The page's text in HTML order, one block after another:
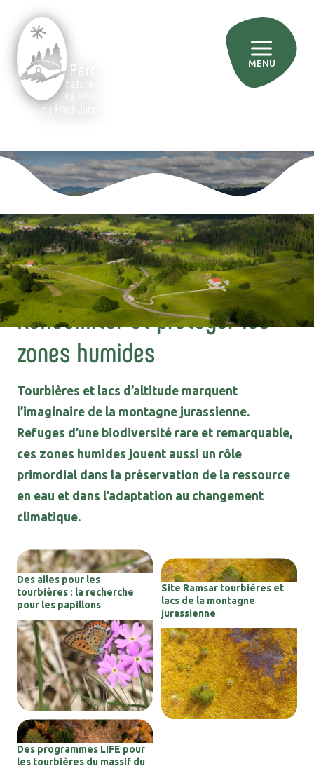
MENU
Accueil»Agir pour le territoire
Préserver les équilibres écologiques des milieux naturels et leur
biodiversité
»Restaurer les cours d’eau et zones humides »
Réhabilliter et protéger les zones humides
Réhabilliter et protéger les
zones humides
Tourbières et lacs d’altitude marquent
l’imaginaire de la montagne jurassienne.
Refuges d’une biodiversité rare et remarquable,
ces zones humides jouent aussi un rôle
primordial dans la préservation de la ressource
en eau et dans l’adaptation au changement
climatique.
Des ailes pour les
tourbières : la recherche
pour les papillons
Site Ramsar tourbières et
lacs de la montagne
jurassienne
Des programmes LIFE pour
les tourbières du massif du